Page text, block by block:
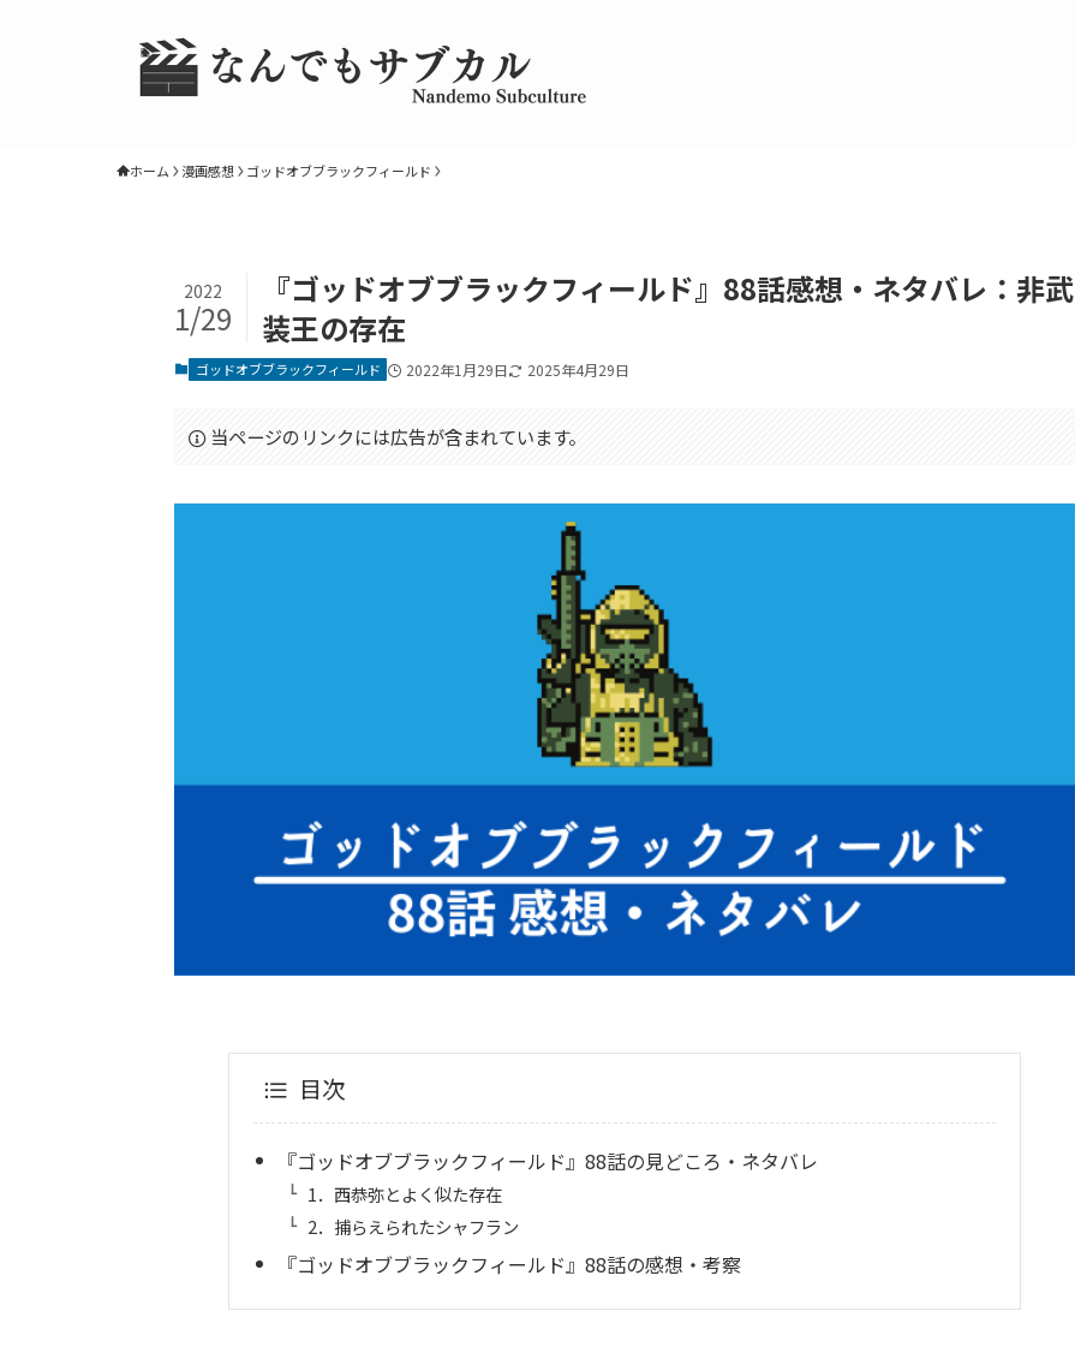
ホーム 漫画感想 ゴッドオブブラックフィールド
『ゴッドオブブラックフィールド』88話感想・ネタバレ：非武
装王の存在
2022
1/29
ゴッドオブブラックフィールド 2022年1月29日 2025年4月29日
当ページのリンクには広告が含まれています。
目次
『ゴッドオブブラックフィールド』88話の見どころ・ネタバレ
1．西恭弥とよく似た存在
2．捕らえられたシャフラン
『ゴッドオブブラックフィールド』88話の感想・考察